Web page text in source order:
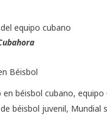
equipo cubano
Béisbol
en béisbol cubano, equipo
béisbol juvenil, Mundial